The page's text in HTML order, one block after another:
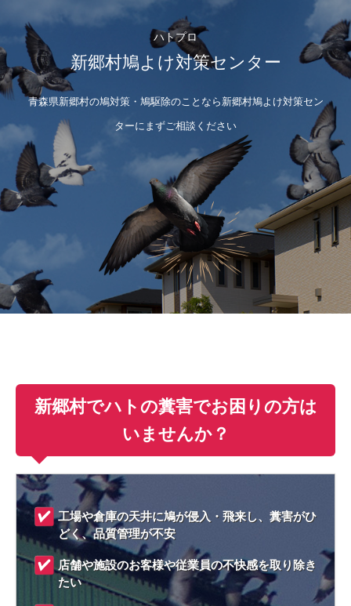
ハトプロ
新郷村鳩よけ対策センター
青森県新郷村の鳩対策・鳩駆除のことなら新郷村鳩よけ対策セン
ターにまずご相談ください
新郷村でハトの糞害でお困りの方は
いませんか？
工場や倉庫の天井に鳩が侵入・飛来し、糞害がひ
どく、品質管理が不安
店舗や施設のお客様や従業員の不快感を取り除き
たい